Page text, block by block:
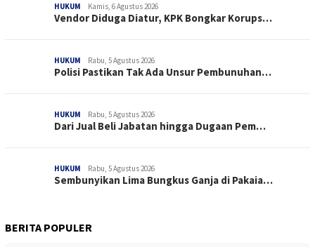
HUKUM Kamis, 6 Agustus 2026
Vendor Diduga Diatur, KPK Bongkar Korups…
HUKUM Rabu, 5 Agustus 2026
Polisi Pastikan Tak Ada Unsur Pembunuhan…
HUKUM Rabu, 5 Agustus 2026
Dari Jual Beli Jabatan hingga Dugaan Pem…
HUKUM Rabu, 5 Agustus 2026
Sembunyikan Lima Bungkus Ganja di Pakaia…
BERITA POPULER